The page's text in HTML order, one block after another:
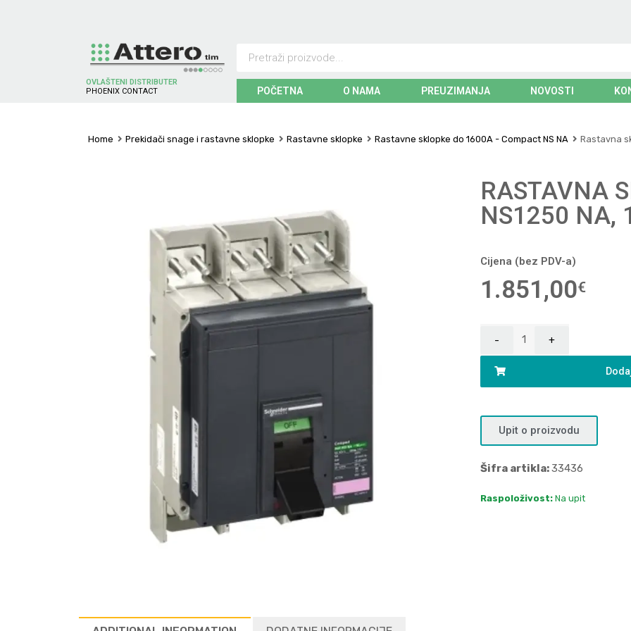
OVLAŠTENI DISTRIBUTER
P H O EN X CO NTACT POČETNA O NAMA PREUZIMANJA NOVOSTI
Home Prekidači snage i rastavne sklopke Rastavne sklopke Rastavne sklopke do 1600A - Compact NS NA Rastavna
RASTAVNA
NS1250 NA,
Cijena (bez PDV-a)
1.851,00€
Upit o proizvodu
Šifra artikla:33436
Raspoloživost: Na upit